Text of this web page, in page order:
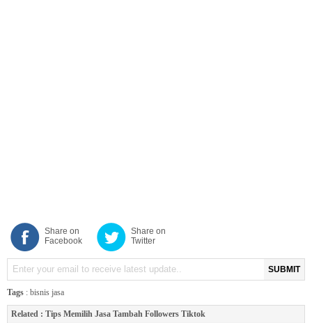
Share on
Facebook
Share on
Twitter
SUBMIT
Tags : bisnis jasa
Related : Tips Memilih Jasa Tambah Followers Tiktok